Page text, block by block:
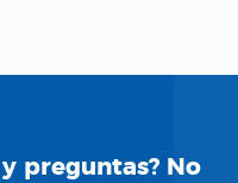
preguntas? No